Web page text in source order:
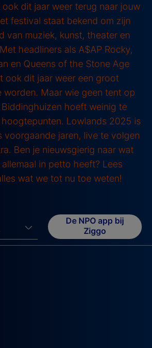
dit jaar weer terug naar jouw
festival staat bekend om zijn
van muziek, kunst, theater en
headliners als A$AP Rocky,
en Queens of the Stone Age
ook dit jaar weer een groot
worden. Maar wie geen tent op
hoeft weinig te
hoogtepunten. Lowlands 2025 is
voorgaande jaren, live te volgen
Ben je nieuwsgierig naar wat
in petto heeft? Lees
wat we tot nu toe weten!
De NPO app bij
Ziggo